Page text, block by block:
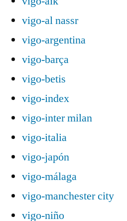
vigo-al nassr
vigo-argentina
vigo-barça
vigo-betis
vigo-index
vigo-inter milan
vigo-italia
vigo-japón
vigo-málaga
vigo-manchester city
vigo-niño